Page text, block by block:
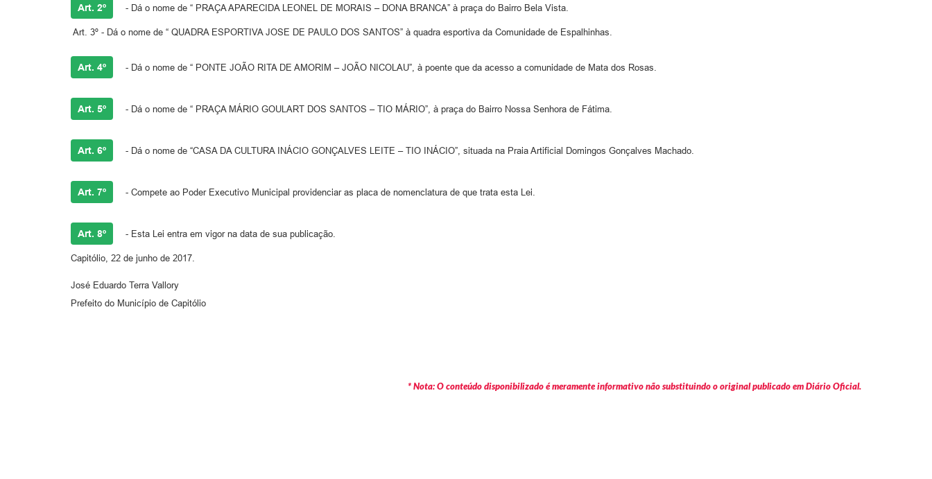
Art. 2º - Dá o nome de “ PRAÇA APARECIDA LEONEL DE MORAIS – DONA BRANCA” à praça do Bairro Bela Vista.
Art. 3º - Dá o nome de “ QUADRA ESPORTIVA JOSE DE PAULO DOS SANTOS” à quadra esportiva da Comunidade de Espalhinhas.
Art. 4º - Dá o nome de “ PONTE JOÃO RITA DE AMORIM – JOÃO NICOLAU”, à poente que da acesso a comunidade de Mata dos Rosas.
Art. 5º - Dá o nome de “ PRAÇA MÁRIO GOULART DOS SANTOS – TIO MÁRIO”, à praça do Bairro Nossa Senhora de Fátima.
Art. 6º - Dá o nome de “CASA DA CULTURA INÁCIO GONÇALVES LEITE – TIO INÁCIO”, situada na Praia Artificial Domingos Gonçalves Machado.
Art. 7º - Compete ao Poder Executivo Municipal providenciar as placa de nomenclatura de que trata esta Lei.
Art. 8º - Esta Lei entra em vigor na data de sua publicação.
Capitólio, 22 de junho de 2017.
José Eduardo Terra Vallory
Prefeito do Município de Capitólio
* Nota: O conteúdo disponibilizado é meramente informativo não substituindo o original publicado em Diário Oficial.